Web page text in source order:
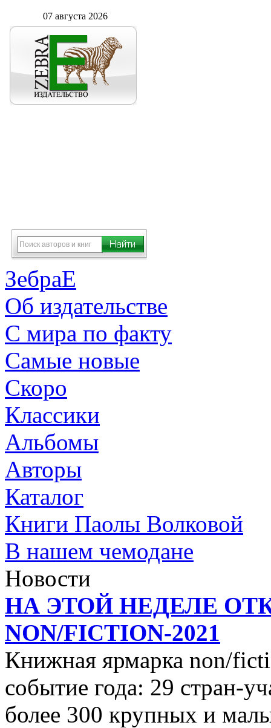
07 августа 2026
ЗебраЕ
Об издательстве
С мира по факту
Самые новые
Скоро
Классики
Альбомы
Авторы
Каталог
Книги Паолы Волковой
В нашем чемодане
Новости
НА ЭТОЙ НЕДЕЛЕ
NON/FICTION-2021
Книжная ярмарка non/
событие года: 29 стран-
более 300 крупных и